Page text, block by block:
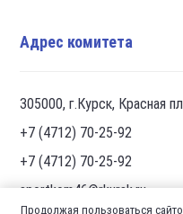
Адрес комитета
305000, г.Курск, Красная
+7 (4712) 70-25-92
+7 (4712) 70-25-92
sportkom46@rkursk.ru
Продолжая пользоваться